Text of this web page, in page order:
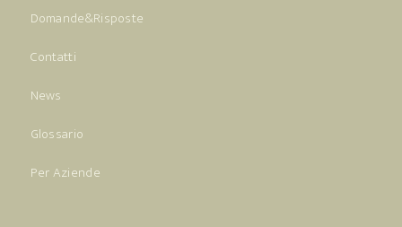
Domande&Risposte
Contatti
News
Glossario
Per Aziende